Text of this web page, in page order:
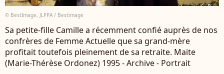
© BestImage, JLPPA / Bestimage
Sa petite-fille Camille a récemment confié auprès de nos
confrères de Femme Actuelle que sa grand-mère
profitait toutefois pleinement de sa retraite. Maite
(Marie-Thérèse Ordonez) 1995 - Archive - Portrait